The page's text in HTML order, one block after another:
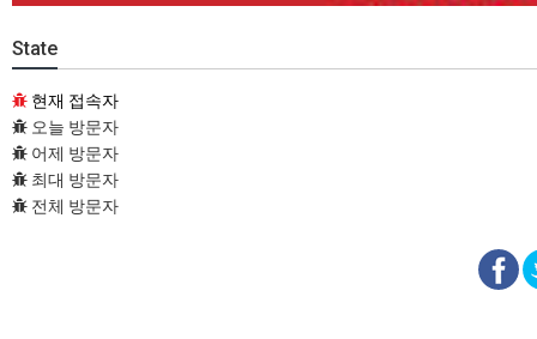
State
현재 접속자
오늘 방문자
어제 방문자
최대 방문자
전체 방문자